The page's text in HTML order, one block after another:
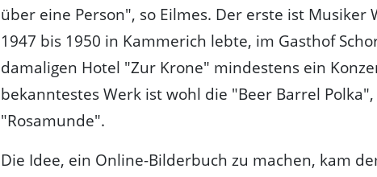
über eine Person", so Eilmes. Der erste ist Musiker
1947 bis 1950 in Kammerich lebte, im Gasthof
damaligen Hotel "Zur Krone" mindestens ein
bekanntestes Werk ist wohl die "Beer Barrel
"Rosamunde".
Die Idee, ein Online-Bilderbuch zu machen, kam